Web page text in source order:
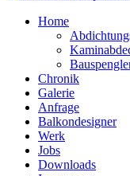
Home
Chronik
Galerie
Anfrage
Balkondesigner
Werk
Jobs
Downloads